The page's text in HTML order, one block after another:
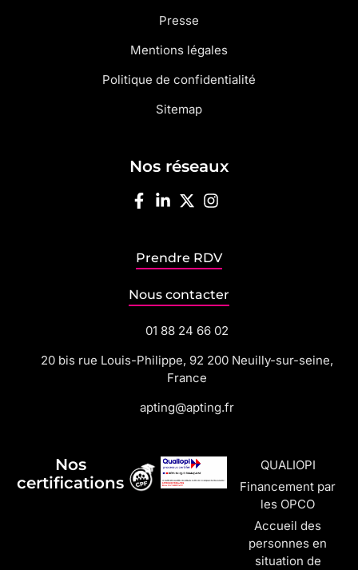
Presse
Mentions légales
Politique de confidentialité
Sitemap
Nos réseaux
Prendre RDV
Nous contacter
01 88 24 66 02
20 bis rue Louis-Philippe, 92 200 Neuilly-sur-seine,
France
apting@apting.fr
Nos
certifications
QUALIOPI
Financement par
les OPCO
Accueil des
personnes en
situation de